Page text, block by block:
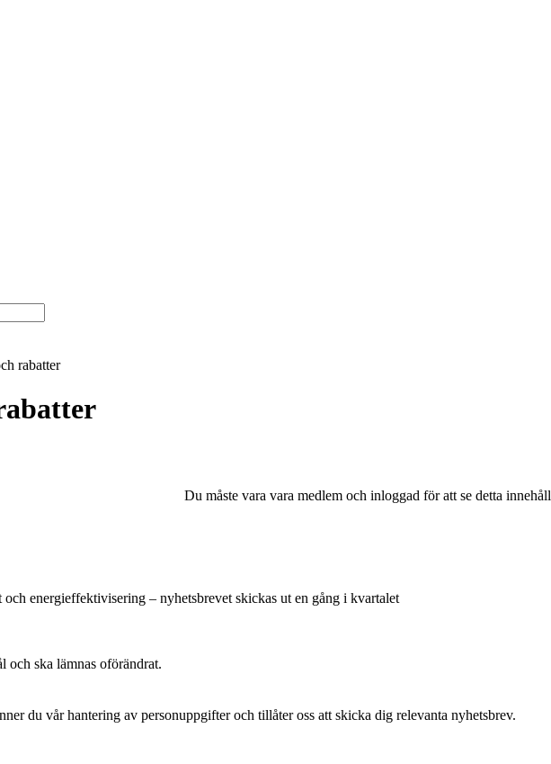
rabatter
Du måste vara vara medlem och inloggad för att se detta innehåll
energieffektivisering – nyhetsbrevet skickas ut en gång i kvartalet
och ska lämnas oförändrat.
du vår hantering av personuppgifter och tillåter oss att skicka dig relevanta nyhetsbrev.